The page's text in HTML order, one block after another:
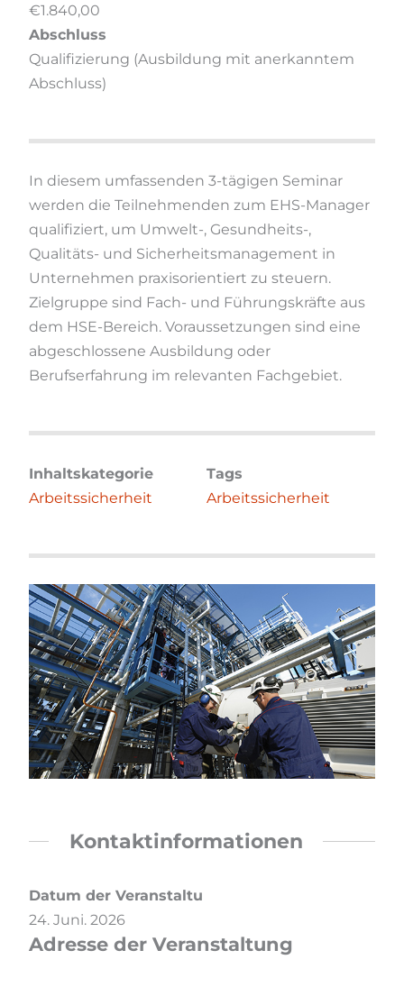
€1.840,00
Abschluss
Qualifizierung (Ausbildung mit anerkanntem
Abschluss)
In diesem umfassenden 3-tägigen Seminar
werden die Teilnehmenden zum EHS-Manager
qualifiziert, um Umwelt-, Gesundheits-,
Qualitäts- und Sicherheitsmanagement in
Unternehmen praxisorientiert zu steuern.
Zielgruppe sind Fach- und Führungskräfte aus
dem HSE-Bereich. Voraussetzungen sind eine
abgeschlossene Ausbildung oder
Berufserfahrung im relevanten Fachgebiet.
Inhaltskategorie
Arbeitssicherheit
Tags
Arbeitssicherheit
Kontaktinformationen
Datum der Veranstaltung
24. Juni. 2026
Adresse der Veranstaltung